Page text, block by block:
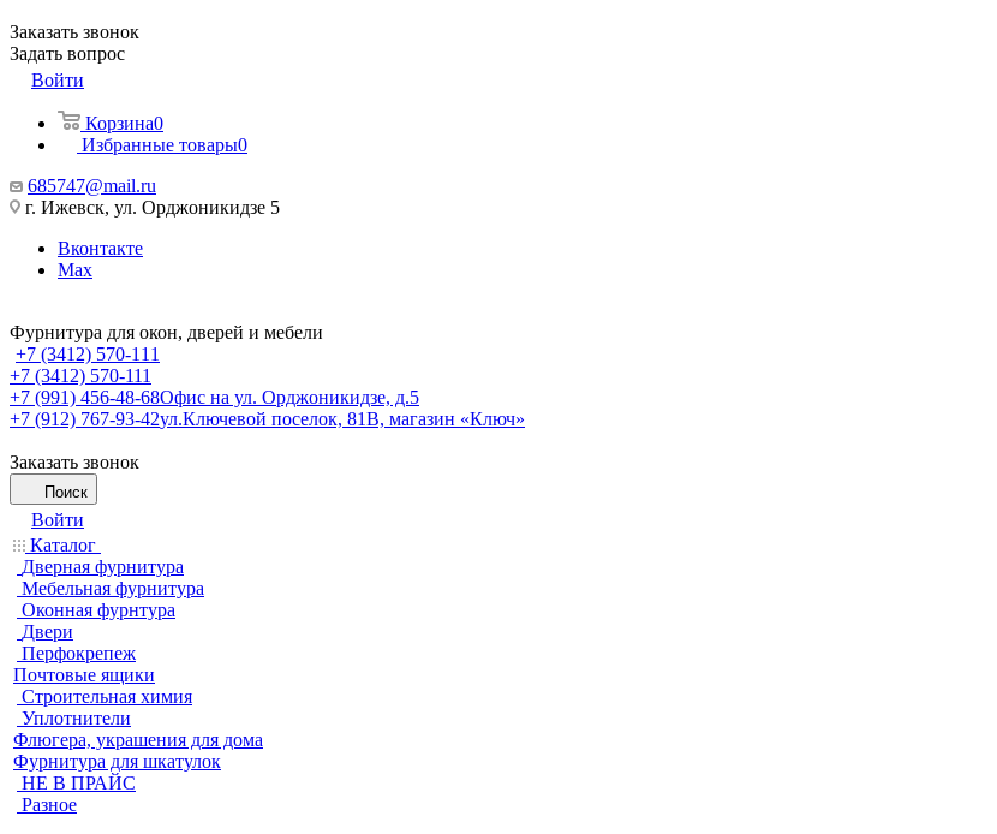
Заказать звонок
Задать вопрос
Войти
Корзина0
Избранные товары0
685747@mail.ru
г. Ижевск, ул. Орджоникидзе 5
Вконтакте
Max
Фурнитура для окон, дверей и мебели
+7 (3412) 570-111
+7 (3412) 570-111
+7 (991) 456-48-68Офис на ул. Орджоникидзе, д.5
+7 (912) 767-93-42ул.Ключевой поселок, 81В, магазин «Ключ»
Заказать звонок
Поиск
Войти
Каталог
Дверная фурнитура
Мебельная фурнитура
Оконная фурнтура
Двери
Перфокрепеж
Почтовые ящики
Строительная химия
Уплотнители
Флюгера, украшения для дома
Фурнитура для шкатулок
НЕ В ПРАЙС
Разное